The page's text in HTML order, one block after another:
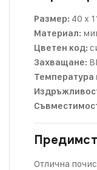
Размер: 40 х
Материал:
Цветен код:
Захващане:
Температура
Отлична